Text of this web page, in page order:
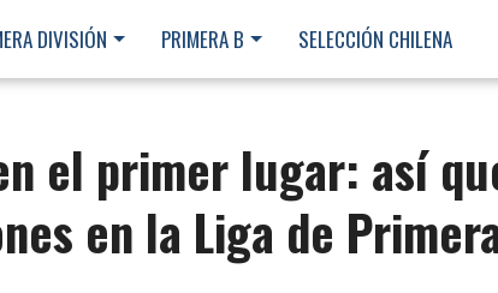
DIVISIÓN PRIMERA B SELECCIÓN CHILENA
el primer lugar: así
en la Liga de